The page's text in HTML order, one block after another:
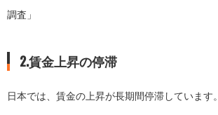
調査 」
2.賃金上昇の停滞
日本では、賃金の上昇が長期間停滞しています。